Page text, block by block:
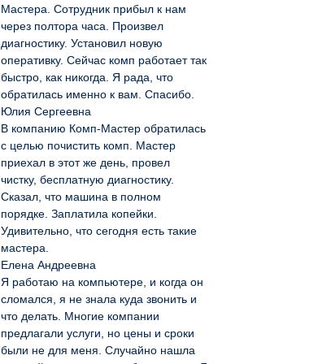
Мастера. Сотрудник прибыл к нам
через полтора часа. Произвел
диагностику. Установил новую
оперативку. Сейчас комп работает так
быстро, как никогда. Я рада, что
обратилась именно к вам. Спасибо.
Юлия Сергеевна
В компанию Комп-Мастер обратилась
с целью почистить комп. Мастер
приехал в этот же день, провел
чистку, бесплатную диагностику.
Сказал, что машина в полном
порядке. Заплатила копейки.
Удивительно, что сегодня есть такие
мастера.
Елена Андреевна
Я работаю на компьютере, и когда он
сломался, я не знала куда звонить и
что делать. Многие компании
предлагали услуги, но цены и сроки
были не для меня. Случайно нашла